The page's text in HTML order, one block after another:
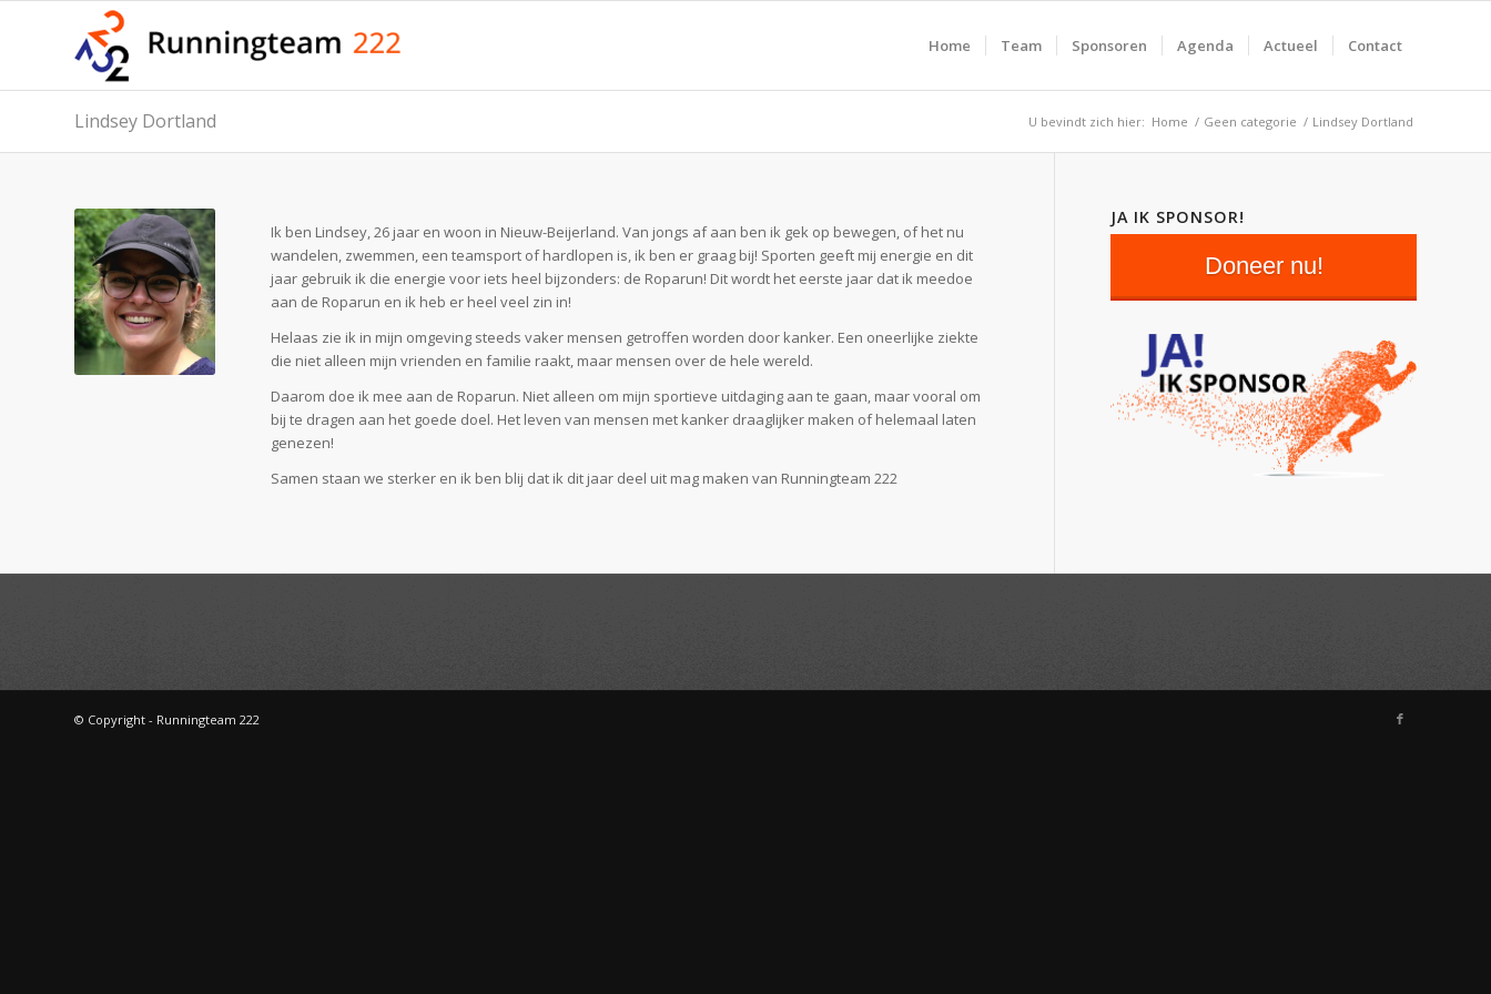
Home Team Sponsoren Agenda Actueel Contact
Lindsey Dortland U bevindt zich hier: Home / Geen categorie / Lindsey Dortland
Ik ben Lindsey, 26 jaar en woon in Nieuw-Beijerland. Van jongs af aan ben ik gek op bewegen, of het nu
wandelen, zwemmen, een teamsport of hardlopen is, ik ben er graag bij! Sporten geeft mij energie en dit
jaar gebruik ik die energie voor iets heel bijzonders: de Roparun! Dit wordt het eerste jaar dat ik meedoe
aan de Roparun en ik heb er heel veel zin in!
Helaas zie ik in mijn omgeving steeds vaker mensen getroffen worden door kanker. Een oneerlijke ziekte
die niet alleen mijn vrienden en familie raakt, maar mensen over de hele wereld.
Daarom doe ik mee aan de Roparun. Niet alleen om mijn sportieve uitdaging aan te gaan, maar vooral om
bij te dragen aan het goede doel. Het leven van mensen met kanker draaglijker maken of helemaal laten
genezen!
Samen staan we sterker en ik ben blij dat ik dit jaar deel uit mag maken van Runningteam 222
JA IK SPONSOR!
© Copyright - Runningteam 222